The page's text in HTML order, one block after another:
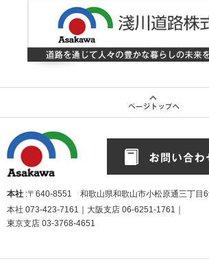
本社 :〒640-8551 和歌山県和歌山市小松原通三丁目
本社 073-423-7161 ｜大阪支店 06-6251-1761
東京支店 03-3768-4651